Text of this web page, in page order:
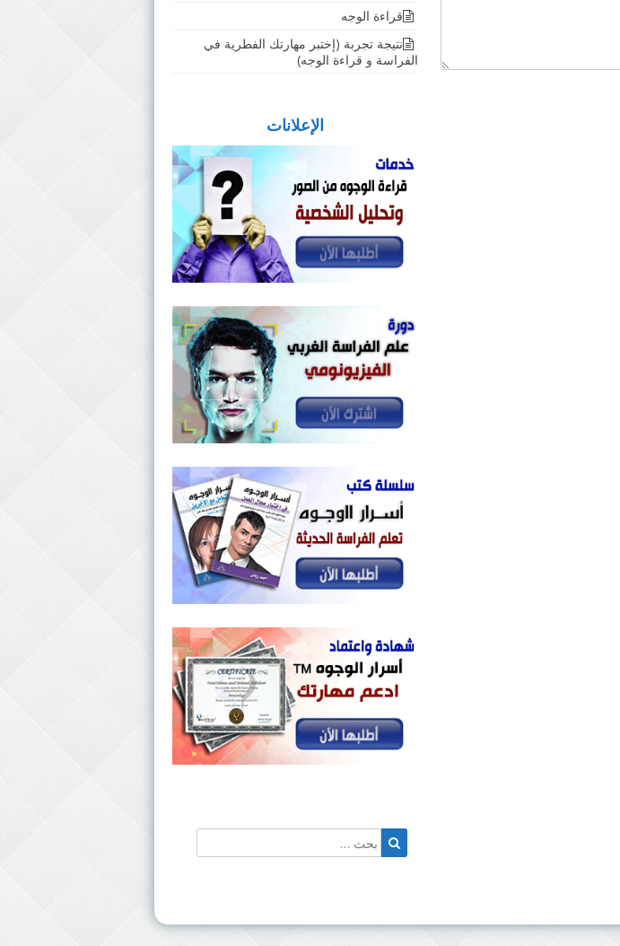
قراءة الوجه
نتيجة تجربة (إختبر مهارتك الفطرية في
الفراسة و قراءة الوجه)
الإعلانات
البحث بحث